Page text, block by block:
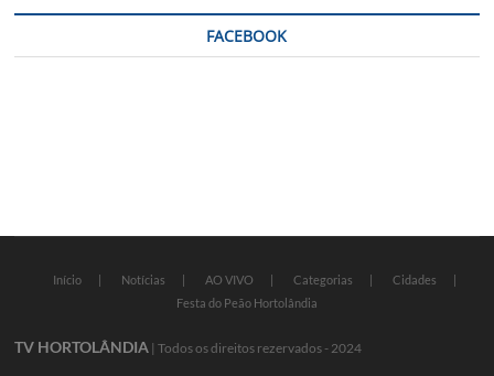
FACEBOOK
Início Notícias AO VIVO Categorias
Cidades
Festa do Peão Hortolândia
TV HORTOLÂNDIA | Todos os direitos rezervados - 2024